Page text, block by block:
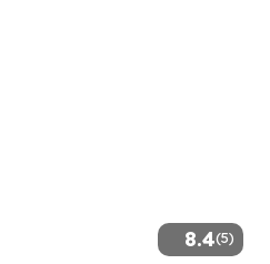
8.4(5)